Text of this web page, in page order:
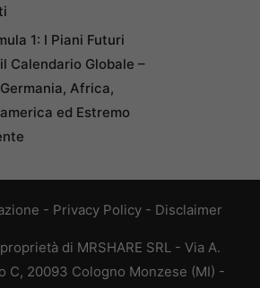
1: I Piani Futuri
Calendario Globale –
Africa,
ed Estremo
- Privacy Policy - Disclaimer
di MRSHARE SRL - Via A.
C, 20093 Cologno Monzese (MI) -